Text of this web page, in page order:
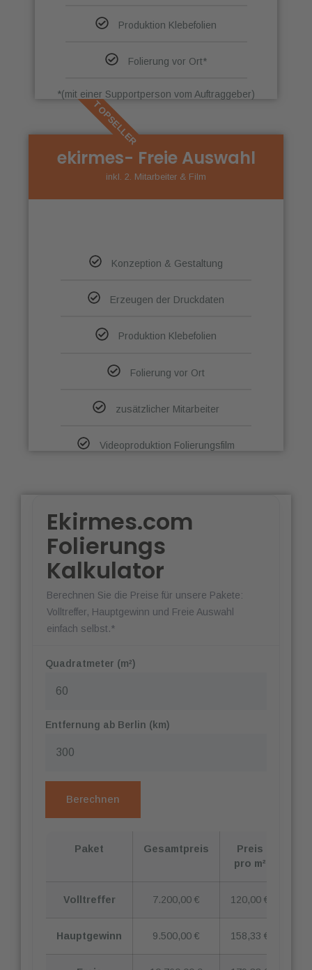
Produktion Klebefolien
Folierung vor Ort*
*(mit einer Supportperson vom Auftraggeber)
TOPSELLER
ekirmes- Freie Auswahl
inkl. 2. Mitarbeiter & Film
Konzeption & Gestaltung
Erzeugen der Druckdaten
Produktion Klebefolien
Folierung vor Ort
zusätzlicher Mitarbeiter
Videoproduktion Folierungsfilm
Ekirmes.com
Folierungs
Kalkulator
Berechnen Sie die Preise für unsere Pakete:
Volltreffer, Hauptgewinn und Freie Auswahl
einfach selbst.*
Quadratmeter (m²)
Entfernung ab Berlin (km)
Berechnen
Paket Gesamtpreis
Preis
pro m²
Volltreffer 7.200,00 € 120,00 €
Hauptgewinn 9.500,00 € 158,33 €